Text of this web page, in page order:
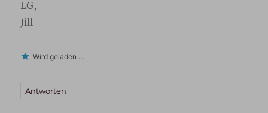
LG,
Jill
Wird geladen …
Antworten